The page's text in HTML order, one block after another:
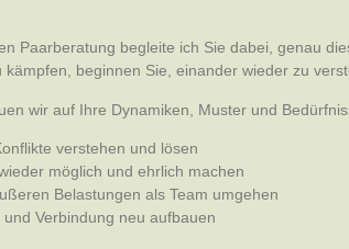
Paarberatung begleite ich Sie dabei, genau
kämpfen, beginnen Sie, einander wieder zu
wir auf Ihre Dynamiken, Muster und
verstehen und lösen
möglich und ehrlich machen
Belastungen als Team umgehen
und Verbindung neu aufbauen